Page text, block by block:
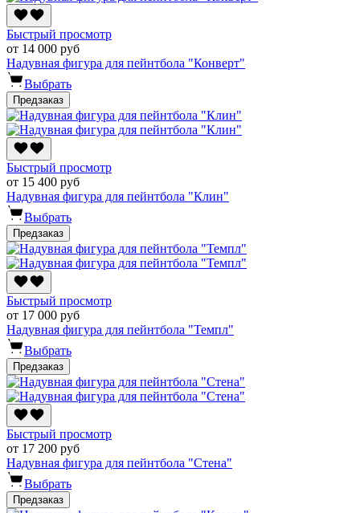
Быстрый просмотр
от 14 000 руб
Надувная фигура для пейнтбола "Конверт"
Выбрать
Предзаказ
Быстрый просмотр
от 15 400 руб
Надувная фигура для пейнтбола "Клин"
Выбрать
Предзаказ
Быстрый просмотр
от 17 000 руб
Надувная фигура для пейнтбола "Темпл"
Выбрать
Предзаказ
Быстрый просмотр
от 17 200 руб
Надувная фигура для пейнтбола "Стена"
Выбрать
Предзаказ